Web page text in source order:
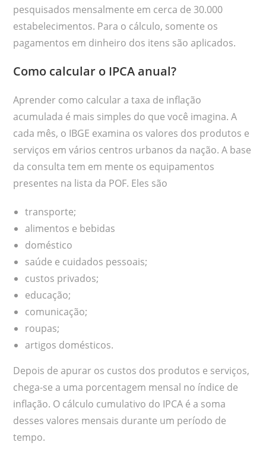
pesquisados mensalmente em cerca de 30.000
estabelecimentos. Para o cálculo, somente os
pagamentos em dinheiro dos itens são aplicados.
Como calcular o IPCA anual?
Aprender como calcular a taxa de inflação
acumulada é mais simples do que você imagina. A
cada mês, o IBGE examina os valores dos produtos e
serviços em vários centros urbanos da nação. A base
da consulta tem em mente os equipamentos
presentes na lista da POF. Eles são
transporte;
alimentos e bebidas
doméstico
saúde e cuidados pessoais;
custos privados;
educação;
comunicação;
roupas;
artigos domésticos.
Depois de apurar os custos dos produtos e serviços,
chega-se a uma porcentagem mensal no índice de
inflação. O cálculo cumulativo do IPCA é a soma
desses valores mensais durante um período de
tempo.